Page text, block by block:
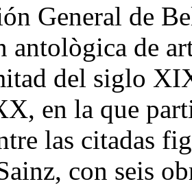
General de
antològica de
del siglo
en la que
las citadas
con seis